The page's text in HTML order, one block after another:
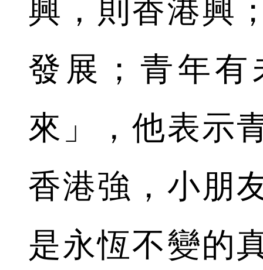
興，則香港興
發展；青年
來」，他表示
香港強，小朋
是永恆不變的